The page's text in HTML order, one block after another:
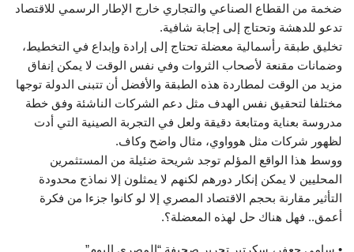
ضخمة من القطاع الصناعي والتجاري خارج الإطار الرسمي للاقتصاد
تدعو للدهشة وتحتاج إلى إجابة شافية.
تخليق طبقة رأسمالية معضلة تحتاج إلى إرادة وإبداع في التخطيط،
وضمانات مقنعة لأصحاب الثروات وفي نفس الوقت لا يمكن إنفاق
مزيد من الوقت لمطاردة هذه الطبقة والأفضل أن تتبنى الدولة توجها
مختلفا لتحقيق نفس الهدف مثل دعم الشركات الناشئة وفق خطة
مدروسة بعناية ومتابعة دقيقة ولعل في التجربة الصينية التي أدت
لظهور شركات مثل هوواوي، مثال واضح وكاف.
ووسط هذا الواقع المؤلم توجد شريحة ضئيلة من المستثمرين
المحليين لا يمكن إنكار دورهم لكنهم لا يمثلون إلا نماذج محدودة
التأثير مقارنة بحجم الاقتصاد المصري إلا لو كانوا جزءا من فكرة
أعمق.. فهل هناك حل لهذه المعضلة؟.
• سامي جعفر، سكرتير تحرير صحيفة “المصري اليوم”